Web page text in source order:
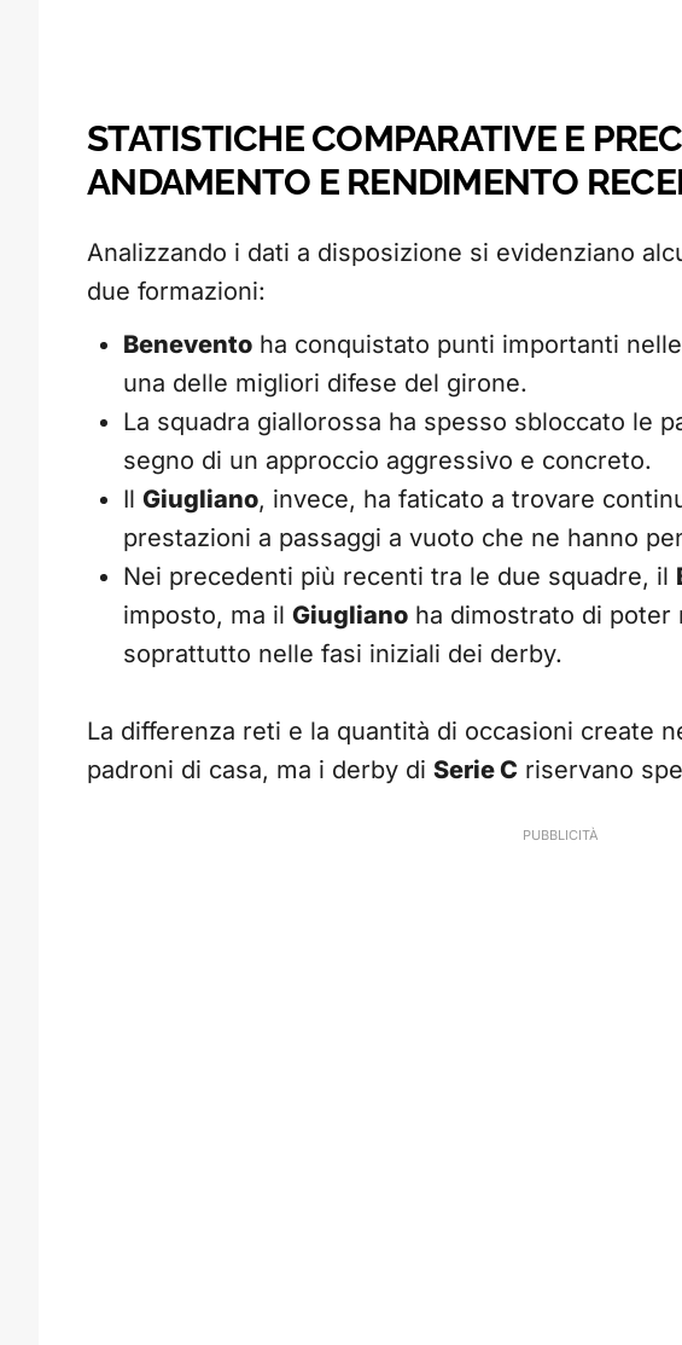
STATISTICHE COMPARATIVE E
ANDAMENTO E RENDIMENTO
Analizzando i dati a disposizione si evidenziano
due formazioni:
Benevento ha conquistato punti importanti
una delle migliori difese del girone.
La squadra giallorossa ha spesso sbloccato le
segno di un approccio aggressivo e concreto.
Il Giugliano, invece, ha faticato a trovare
prestazioni a passaggi a vuoto che ne hanno
Nei precedenti più recenti tra le due squadre, il
imposto, ma il Giugliano ha dimostrato di
soprattutto nelle fasi iniziali dei derby.
La differenza reti e la quantità di occasioni create
padroni di casa, ma i derby di Serie C riservano